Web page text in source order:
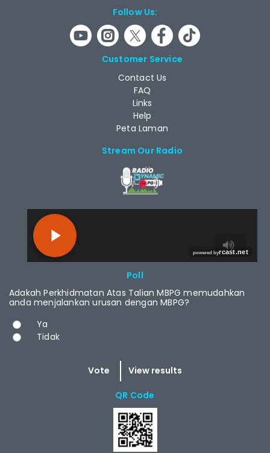
Follow Us:
Customer Service
Contact Us
FAQ
Links
Help
Peta Laman
Stream Our Radio
Poll
Adakah Perkhidmatan Atas Talian MBPG memudahkan
anda menjalankan urusan dengan MBPG?
Choices
Ya
Tidak
QR Code